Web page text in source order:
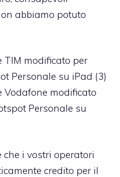
abbiamo potuto
TIM modificato per
Personale su iPad (3)
Vodafone modificato
Personale su
che i vostri operatori
credito per il